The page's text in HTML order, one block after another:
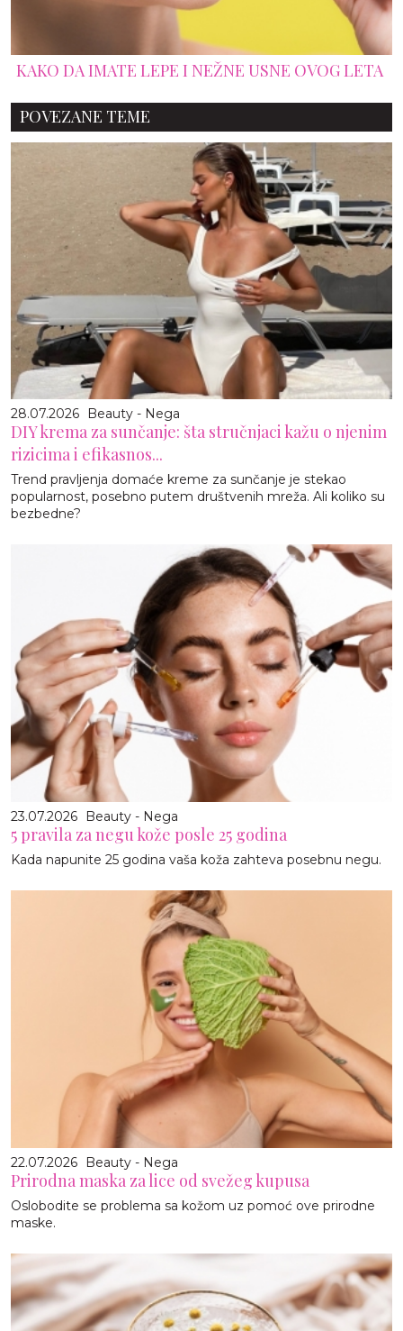
KAKO DA IMATE LEPE I NEŽNE USNE OVOG LETA
POVEZANE TEME
28.07.2026 Beauty - Nega
DIY krema za sunčanje: šta stručnjaci kažu o njenim
rizicima i efikasnos...
Trend pravljenja domaće kreme za sunčanje je stekao
popularnost, posebno putem društvenih mreža. Ali koliko su
bezbedne?
23.07.2026 Beauty - Nega
5 pravila za negu kože posle 25 godina
Kada napunite 25 godina vaša koža zahteva posebnu negu.
22.07.2026 Beauty - Nega
Prirodna maska za lice od svežeg kupusa
Oslobodite se problema sa kožom uz pomoć ove prirodne
maske.